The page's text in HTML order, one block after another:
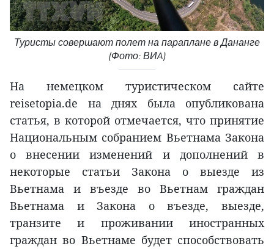
Туристы совершают полет на параплане в Дананге
(Фото: ВИA)
На немецком туристическом сайте
reisetopia.de на днях была опубликована
статья, в которой отмечается, что принятие
Национальным собранием Вьетнама Закона
о внесении изменений и дополнений в
некоторые статьи Закона о выезде из
Вьетнама и въезде во Вьетнам граждан
Вьетнама и Закона о въезде, выезде,
транзите и проживании иностранных
граждан во Вьетнаме будет способствовать